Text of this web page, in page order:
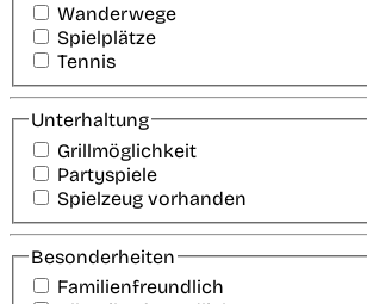
Wanderwege
Spielplätze
Tennis
Unterhaltung
Grillmöglichkeit
Partyspiele
Spielzeug vorhanden
Besonderheiten
Familienfreundlich